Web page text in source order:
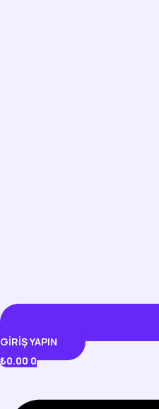
GIRIŞ YAPIN
₺0.00 0